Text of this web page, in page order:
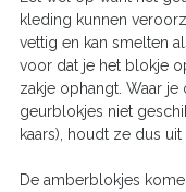
kleding kunnen
vettig en kan smelten
voor dat je het blokje
zakje ophangt. Waar
geurblokjes niet
kaars), houdt ze dus
De amberblokjes